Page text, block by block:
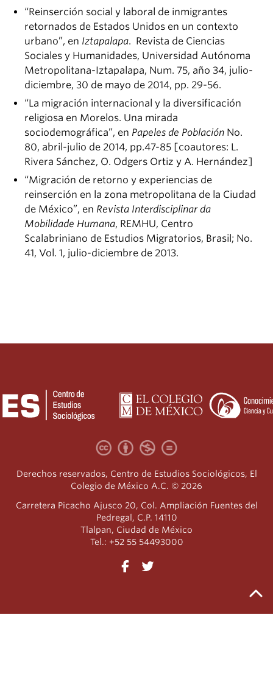
“Reinserción social y laboral de inmigrantes
retornados de Estados Unidos en un contexto
urbano”, en Iztapalapa. Revista de Ciencias
Sociales y Humanidades, Universidad Autónoma
Metropolitana-Iztapalapa, Num. 75, año 34, julio-
diciembre, 30 de mayo de 2014, pp. 29-56.
“La migración internacional y la diversificación
religiosa en Morelos. Una mirada
sociodemográfica”, en Papeles de Población No.
80, abril-julio de 2014, pp.47-85 [coautores: L.
Rivera Sánchez, O. Odgers Ortiz y A. Hernández]
“Migración de retorno y experiencias de
reinserción en la zona metropolitana de la Ciudad
de México”, en Revista Interdisciplinar da
Mobilidade Humana, REMHU, Centro
Scalabriniano de Estudios Migratorios, Brasil; No.
41, Vol. 1, julio-diciembre de 2013.
Derechos reservados, Centro de Estudios Sociológicos, El
Colegio de México A.C. © 2026
Carretera Picacho Ajusco 20, Col. Ampliación Fuentes del
Pedregal, C.P. 14110
Tlalpan, Ciudad de México
Tel.: +52 55 54493000